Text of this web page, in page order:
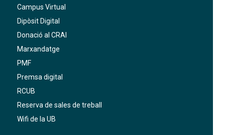
Campus Virtual
Dipòsit Digital
Donació al CRAI
Marxandatge
PMF
Premsa digital
RCUB
Reserva de sales de treball
Wifi de la UB